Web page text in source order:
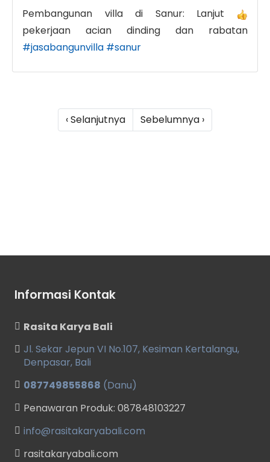
Pembangunan villa di Sanur: Lanjut
pekerjaan acian dinding dan rabatan
#jasabangunvilla #sanur
‹ Selanjutnya Sebelumnya ›
Informasi Kontak
Rasita Karya Bali
Jl. Sekar Jepun VI No.107, Kesiman Kertalangu,
Denpasar, Bali
087749855868 (Danu)
Penawaran Produk: 087848103227
info@rasitakaryabali.com
rasitakaryabali.com